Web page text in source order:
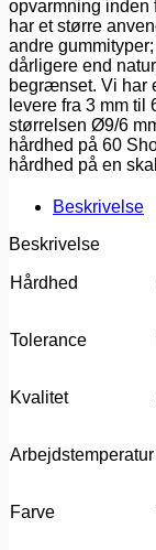
opvarmning inden
har et større
andre
dårligere end
begrænset. Vi har
levere fra 3 mm til
størrelsen Ø9/6
hårdhed på 60
hårdhed på en
Beskrivelse
Beskrivelse
Hårdhed
Tolerance
Kvalitet
Arbejdstemperatur
Farve